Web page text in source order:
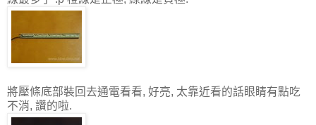
將壓條底部裝回去通電看看, 好亮, 太靠近看的話眼睛有點吃
不消, 讚的啦.